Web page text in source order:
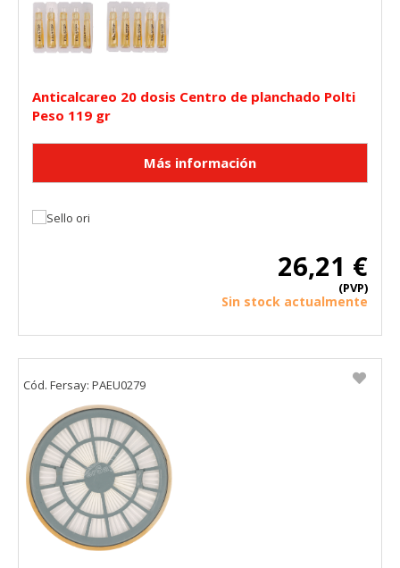
Anticalcareo 20 dosis Centro de planchado Polti
Peso 119 gr
26,21 €
(PVP)
Sin stock actualmente
Cód. Fersay: PAEU0279